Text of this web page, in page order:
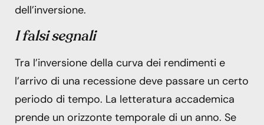
dell’inversione.
I falsi segnali
Tra l’inversione della curva dei rendimenti e
l’arrivo di una recessione deve passare un certo
periodo di tempo. La letteratura accademica
prende un orizzonte temporale di un anno. Se